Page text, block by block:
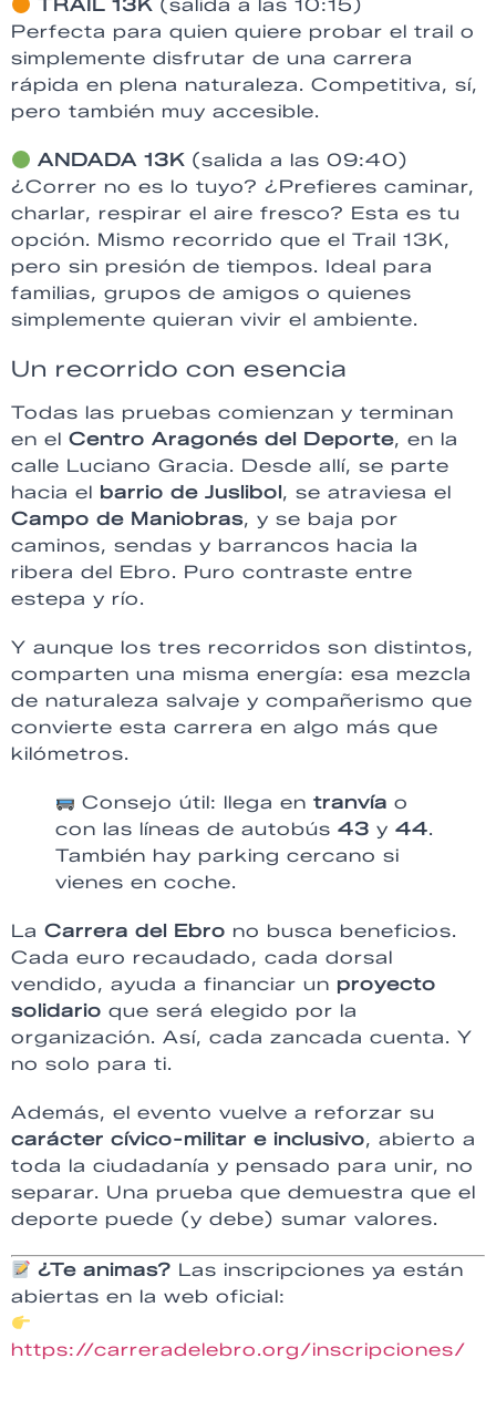
TRAIL 13K (salida a las 10:15)
Perfecta para quien quiere probar el trail o
simplemente disfrutar de una carrera
rápida en plena naturaleza. Competitiva, sí,
pero también muy accesible.
ANDADA 13K (salida a las 09:40)
¿Correr no es lo tuyo? ¿Prefieres caminar,
charlar, respirar el aire fresco? Esta es tu
opción. Mismo recorrido que el Trail 13K,
pero sin presión de tiempos. Ideal para
familias, grupos de amigos o quienes
simplemente quieran vivir el ambiente.
Un recorrido con esencia
Todas las pruebas comienzan y terminan
en el Centro Aragonés del Deporte, en la
calle Luciano Gracia. Desde allí, se parte
hacia el barrio de Juslibol, se atraviesa el
Campo de Maniobras, y se baja por
caminos, sendas y barrancos hacia la
ribera del Ebro. Puro contraste entre
estepa y río.
Y aunque los tres recorridos son distintos,
comparten una misma energía: esa mezcla
de naturaleza salvaje y compañerismo que
convierte esta carrera en algo más que
kilómetros.
Consejo útil: llega entranvía o
con las líneas de autobús 43 y 44.
También hay parking cercano si
vienes en coche.
La Carrera del Ebro no busca beneficios.
Cada euro recaudado, cada dorsal
vendido, ayuda a financiar un proyecto
solidario que será elegido por la
organización. Así, cada zancada cuenta. Y
no solo para ti.
Además, el evento vuelve a reforzar su
carácter cívico-militar e inclusivo, abierto a
toda la ciudadanía y pensado para unir, no
separar. Una prueba que demuestra que el
deporte puede (y debe) sumar valores.
¿Te animas? Las inscripciones ya están
abiertas en la web oficial:
https://carreradelebro.org/inscripciones/